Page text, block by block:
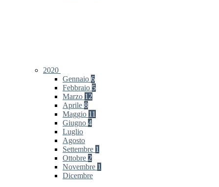
2020
Gennaio 6
Febbraio 5
Marzo 12
Aprile 8
Maggio 11
Giugno 4
Luglio
Agosto
Settembre 1
Ottobre 2
Novembre 1
Dicembre